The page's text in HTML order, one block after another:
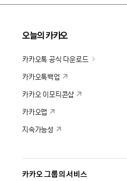
오늘의 카카오
카카오톡 공식 다운로드
카카오톡백업
카카오 이모티콘샵
카카오맵
지속가능성
카카오 그룹의 서비스